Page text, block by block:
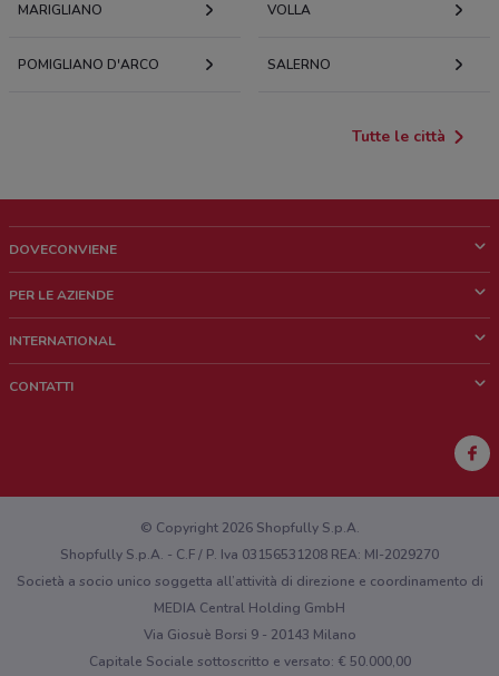
MARIGLIANO VOLLA
POMIGLIANO D'ARCO SALERNO
Tutte le città
DOVECONVIENE
Chi siamo
Lavora con noi
PER LE AZIENDE
Richieste commerciali e marketing
INTERNATIONAL
CONTATTI
Hai un malfunzionamento sul web o sull'app?
© Copyright 2026 Shopfully S.p.A.
Shopfully S.p.A. - C.F / P. Iva 03156531208 REA: MI-2029270
Società a socio unico soggetta all’attività di direzione e coordinamento di
MEDIA Central Holding GmbH
Via Giosuè Borsi 9 - 20143 Milano
Capitale Sociale sottoscritto e versato: € 50.000,00